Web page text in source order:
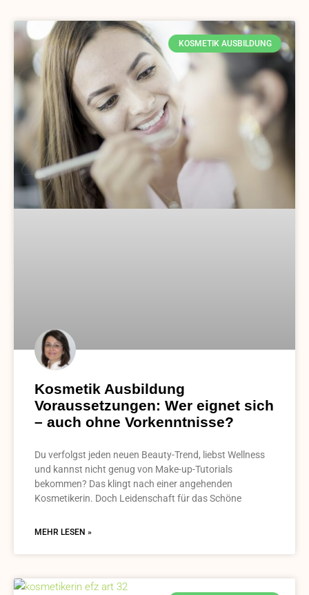
KOSMETIK AUSBILDUNG
Kosmetik Ausbildung
Voraussetzungen: Wer eignet sich
– auch ohne Vorkenntnisse?
Du verfolgst jeden neuen Beauty-Trend, liebst Wellness
und kannst nicht genug von Make-up-Tutorials
bekommen? Das klingt nach einer angehenden
Kosmetikerin. Doch Leidenschaft für das Schöne
MEHR LESEN »